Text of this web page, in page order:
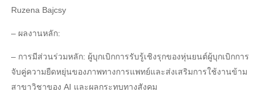
Ruzena Bajcsy
– ผลงานหลัก:
– การมีส่วนร่วมหลัก: ผู้บุกเบิกการรับรู้เชิงรุกของหุ่นยนต์ผู้บุกเบิกการ
จับคู่ความยืดหยุ่นของภาพทางการแพทย์และส่งเสริมการใช้งานข้าม
สาขาวิชาของ AI และผลกระทบทางสังคม